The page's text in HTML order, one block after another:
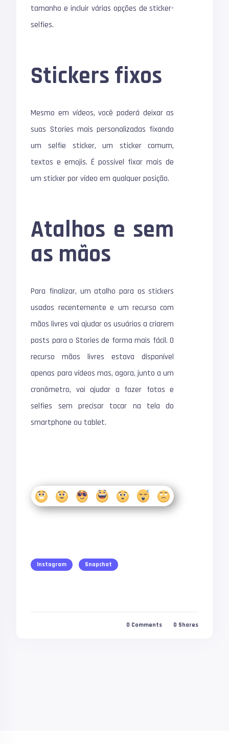
tamanho e incluir várias opções de sticker-
selfies.
Stickers fixos
Mesmo em vídeos, você poderá deixar as
suas Stories mais personalizadas fixando
um selfie sticker, um sticker comum,
textos e emojis. É possível fixar mais de
um sticker por vídeo em qualquer posição.
Atalhos e sem
as mãos
Para finalizar, um atalho para os stickers
usados recentemente e um recurso com
mãos livres vai ajudar os usuários a criarem
posts para o Stories de forma mais fácil. O
recurso mãos livres estava disponível
apenas para vídeos mas, agora, junto a um
cronômetro, vai ajudar a fazer fotos e
selfies sem precisar tocar na tela do
smartphone ou tablet.
Instagram Snapchat
0 Comments 0 Shares